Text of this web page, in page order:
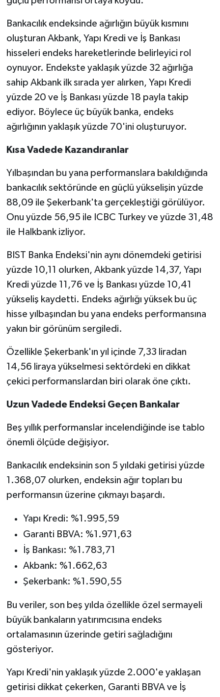
Bankacılık endeksinde ağırlığın büyük kısmını
oluşturan Akbank, Yapı Kredi ve İş Bankası
hisseleri endeks hareketlerinde belirleyici rol
oynuyor. Endekste yaklaşık yüzde 32 ağırlığa
sahip Akbank ilk sırada yer alırken, Yapı Kredi
yüzde 20 ve İş Bankası yüzde 18 payla takip
ediyor. Böylece üç büyük banka, endeks
ağırlığının yaklaşık yüzde 70'ini oluşturuyor.
Kısa Vadede Kazandıranlar
Yılbaşından bu yana performanslara bakıldığında
bankacılık sektöründe en güçlü yükselişin yüzde
88,09 ile Şekerbank'ta gerçekleştiği görülüyor.
Onu yüzde 56,95 ile ICBC Turkey ve yüzde 31,48
ile Halkbank izliyor.
BIST Banka Endeksi'nin aynı dönemdeki getirisi
yüzde 10,11 olurken, Akbank yüzde 14,37, Yapı
Kredi yüzde 11,76 ve İş Bankası yüzde 10,41
yükseliş kaydetti. Endeks ağırlığı yüksek bu üç
hisse yılbaşından bu yana endeks performansına
yakın bir görünüm sergiledi.
Özellikle Şekerbank'ın yıl içinde 7,33 liradan
14,56 liraya yükselmesi sektördeki en dikkat
çekici performanslardan biri olarak öne çıktı.
Uzun Vadede Endeksi Geçen Bankalar
Beş yıllık performanslar incelendiğinde ise tablo
önemli ölçüde değişiyor.
Bankacılık endeksinin son 5 yıldaki getirisi yüzde
1.368,07 olurken, endeksin ağır topları bu
performansın üzerine çıkmayı başardı.
Yapı Kredi: %1.995,59
Garanti BBVA: %1.971,63
İş Bankası: %1.783,71
Akbank: %1.662,63
Şekerbank: %1.590,55
Bu veriler, son beş yılda özellikle özel sermayeli
büyük bankaların yatırımcısına endeks
ortalamasının üzerinde getiri sağladığını
gösteriyor.
Yapı Kredi'nin yaklaşık yüzde 2.000'e yaklaşan
getirisi dikkat çekerken, Garanti BBVA ve İş